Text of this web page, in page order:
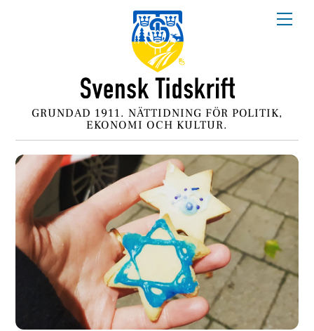
GRUNDAD 1911. NÄTTIDNING FÖR POLITIK,
EKONOMI OCH KULTUR.